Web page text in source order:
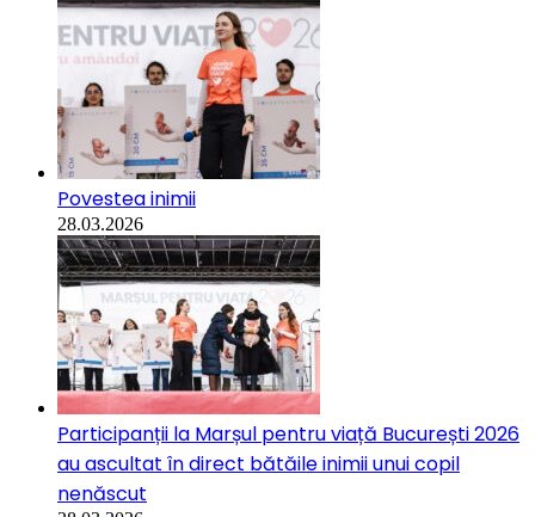
Povestea inimii
28.03.2026
Participanții la Marșul pentru viață București 2026
au ascultat în direct bătăile inimii unui copil
nenăscut